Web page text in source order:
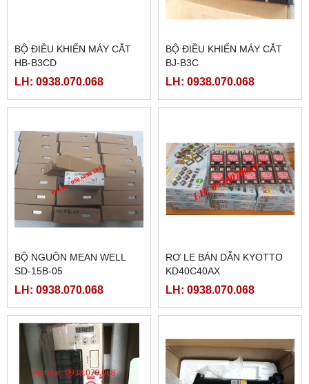
BỘ ĐIỀU KHIỂN MÁY CẮT
HB-B3CD
LH: 0938.070.068
BỘ ĐIỀU KHIỂN MÁY CẮT
BJ-B3C
LH: 0938.070.068
BỘ NGUỒN MEAN WELL
SD-15B-05
LH: 0938.070.068
RƠ LE BÁN DẪN KYOTTO
KD40C40AX
LH: 0938.070.068